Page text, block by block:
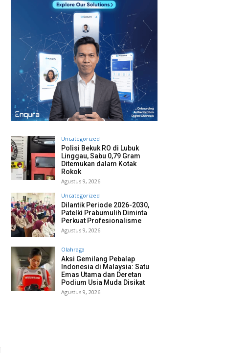
Uncategorized
Polisi Bekuk RO di Lubuk
Linggau, Sabu 0,79 Gram
Ditemukan dalam Kotak
Rokok
Agustus 9, 2026
Uncategorized
Dilantik Periode 2026-2030,
Patelki Prabumulih Diminta
Perkuat Profesionalisme
Agustus 9, 2026
Olahraga
Aksi Gemilang Pebalap
Indonesia di Malaysia: Satu
Emas Utama dan Deretan
Podium Usia Muda Disikat
Agustus 9, 2026